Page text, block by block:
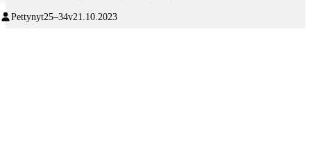
Pettynyt25–34v21.10.2023